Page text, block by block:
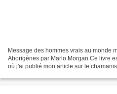
Message des hommes vrais au monde
Aborigènes par Marlo Morgan Ce livre
où j'ai publié mon article sur le